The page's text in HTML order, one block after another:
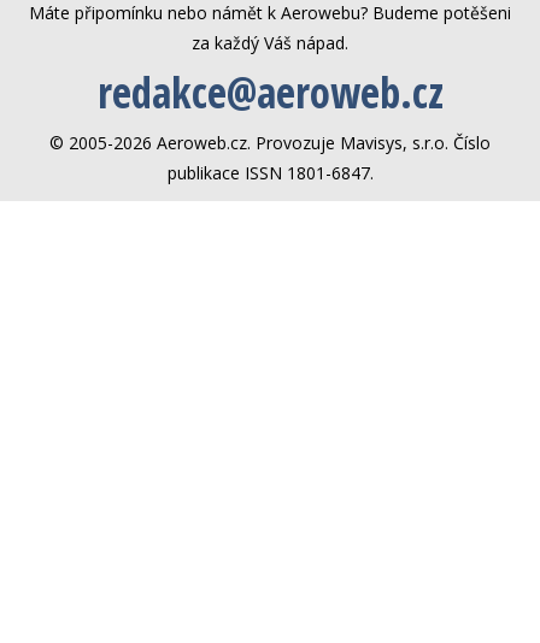
Máte připomínku nebo námět k Aerowebu? Budeme potěšeni
za každý Váš nápad.
redakce@aeroweb.cz
© 2005-2026 Aeroweb.cz. Provozuje Mavisys, s.r.o. Číslo
publikace ISSN 1801-6847.